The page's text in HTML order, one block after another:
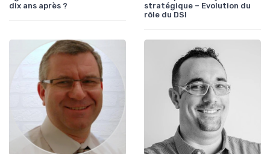
dix ans après ?
stratégique – Evolution du
rôle du DSI